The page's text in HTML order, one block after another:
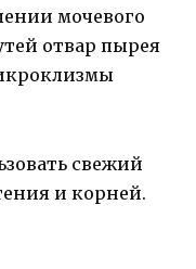
мочевого
отвар пырея
свежий
и корней.